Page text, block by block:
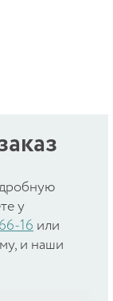
у
16 или
и наши